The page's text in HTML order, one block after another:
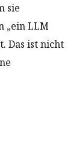
sie
„ein LLM
Das ist nicht